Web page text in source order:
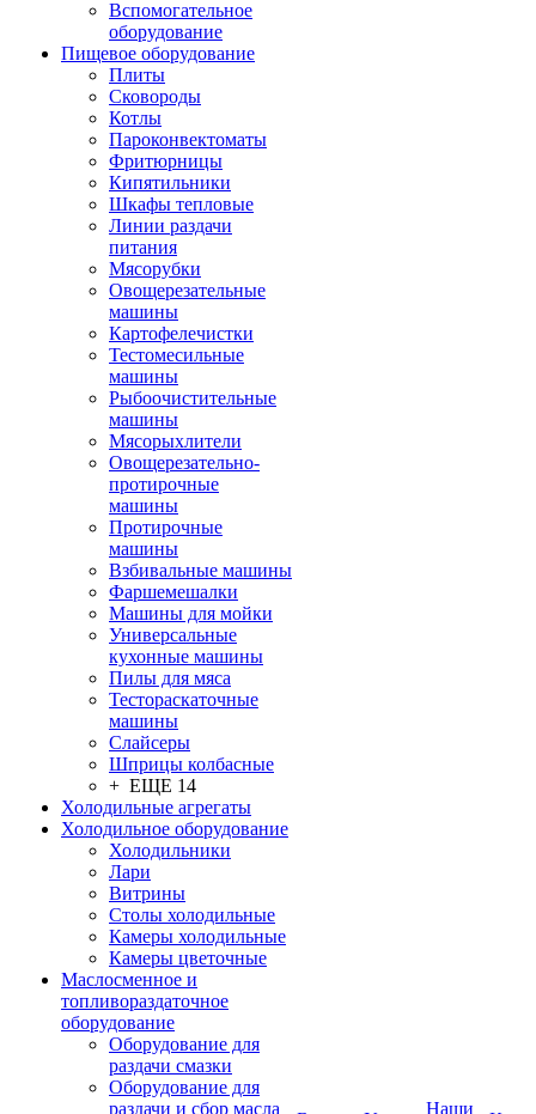
Вспомогательное
оборудование
Пищевое оборудование
Плиты
Сковороды
Котлы
Пароконвектоматы
Фритюрницы
Кипятильники
Шкафы тепловые
Линии раздачи
питания
Мясорубки
Овощерезательные
машины
Картофелечистки
Тестомесильные
машины
Рыбоочистительные
машины
Мясорыхлители
Овощерезательно-
протирочные
машины
Протирочные
машины
Взбивальные машины
Фаршемешалки
Машины для мойки
Универсальные
кухонные машины
Пилы для мяса
Тестораскаточные
машины
Слайсеры
Шприцы колбасные
+ ЕЩЕ 14
Холодильные агрегаты
Холодильное оборудование
Холодильники
Лари
Витрины
Столы холодильные
Камеры холодильные
Камеры цветочные
Маслосменное и
топливораздаточное
оборудование
Оборудование для
раздачи смазки
Оборудование для
раздачи и сбор масла
Наши